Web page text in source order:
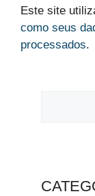
Este site
como seus
processados.